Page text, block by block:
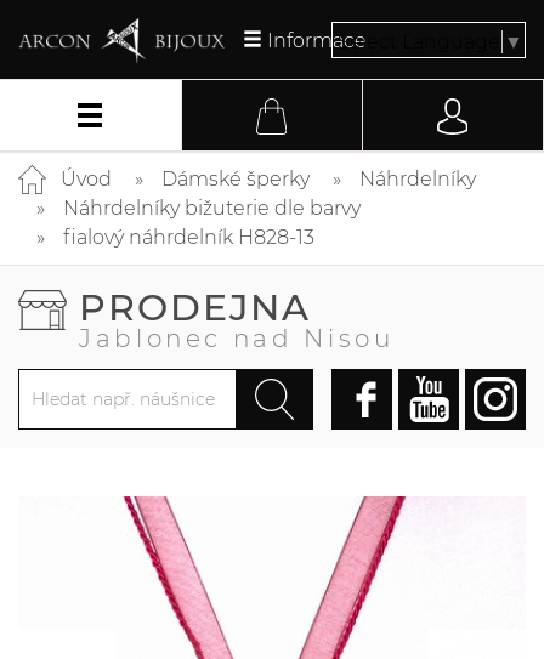
InformaceSelect Language ▼
Úvod Dámské šperky
Náhrdelníky
Náhrdelníky bižuterie dle barvy
fialový náhrdelník H828-13
PRODEJNA
Jablonec nad Nisou